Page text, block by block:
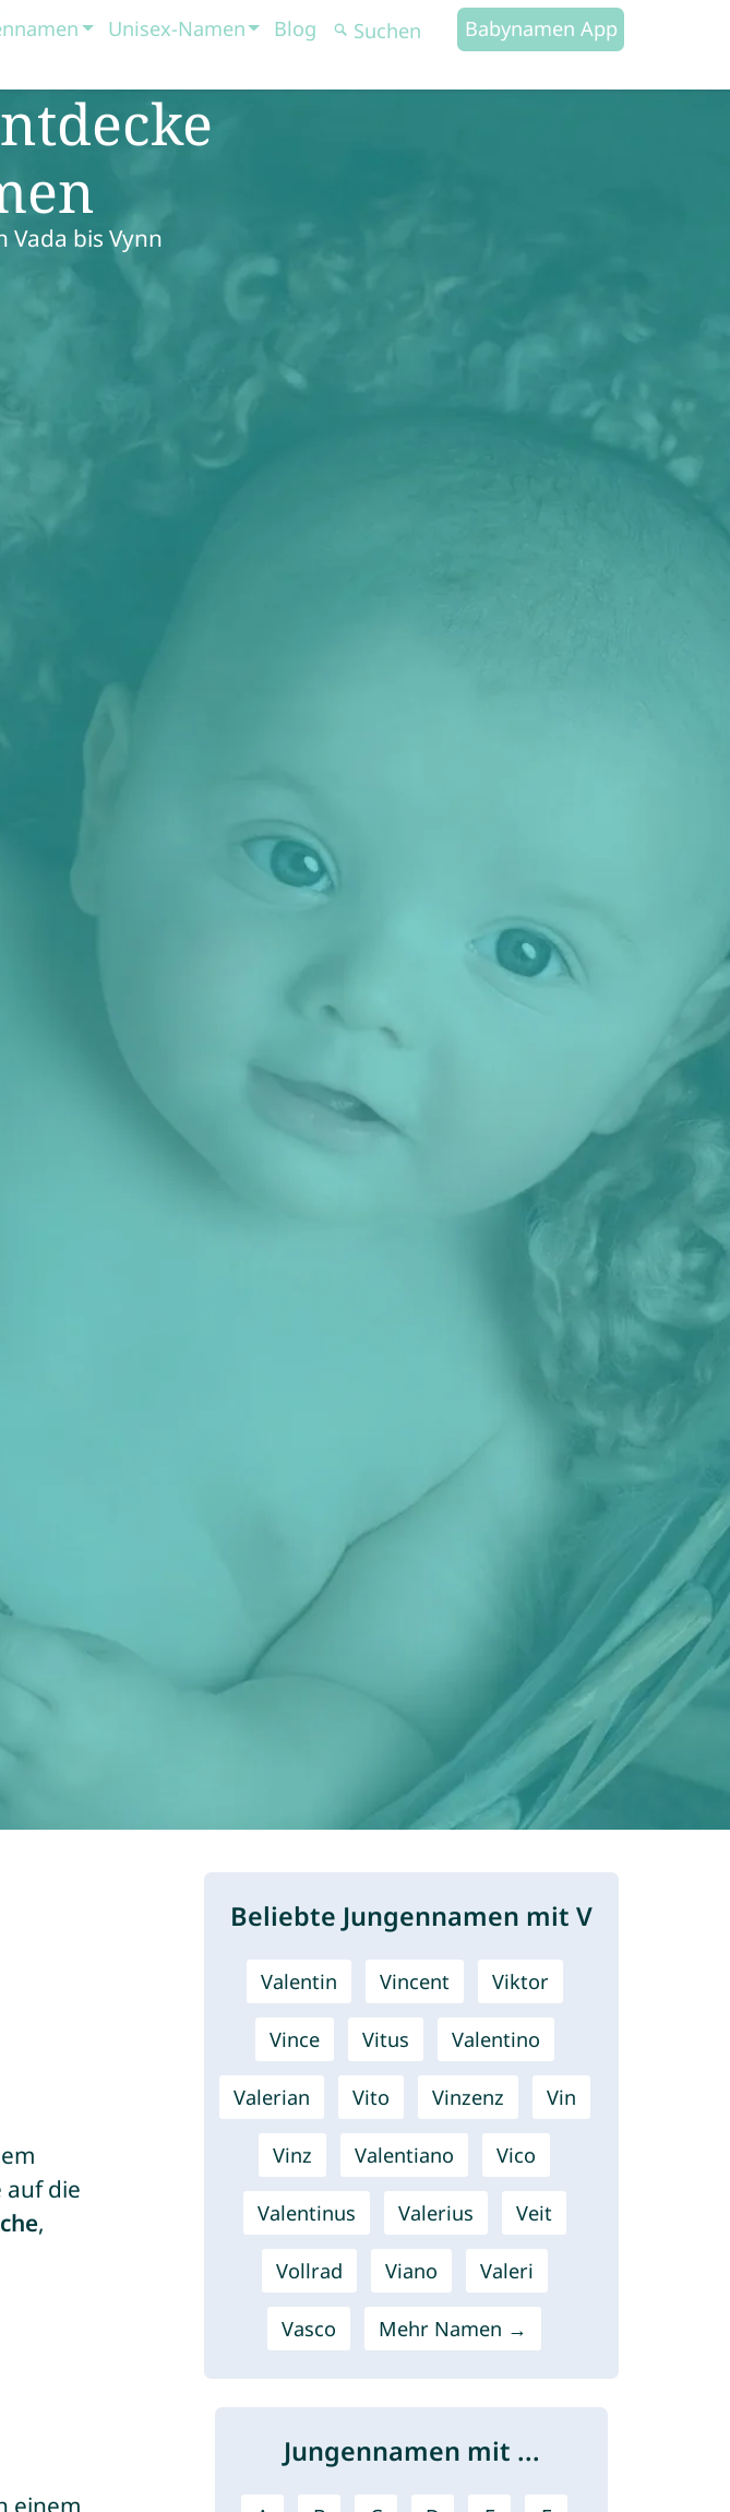
Unisex-Namen Blog Babynamen App
bis Vynn
auf die
,
einem
Beliebte Jungennamen mit V
Valentin Vincent Viktor
Vince Vitus Valentino
Valerian Vito Vinzenz Vin
Vinz Valentiano Vico
Valentinus Valerius Veit
Vollrad Viano Valeri
Vasco Mehr Namen →
Jungennamen mit ...